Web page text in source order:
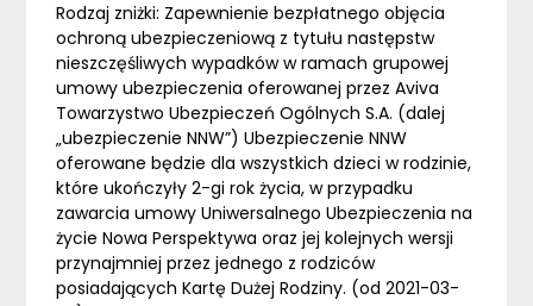
Rodzaj zniżki: Zapewnienie bezpłatnego objęcia
ochroną ubezpieczeniową z tytułu następstw
nieszczęśliwych wypadków w ramach grupowej
umowy ubezpieczenia oferowanej przez Aviva
Towarzystwo Ubezpieczeń Ogólnych S.A. (dalej
„ubezpieczenie NNW”) Ubezpieczenie NNW
oferowane będzie dla wszystkich dzieci w rodzinie,
które ukończyły 2-gi rok życia, w przypadku
zawarcia umowy Uniwersalnego Ubezpieczenia na
życie Nowa Perspektywa oraz jej kolejnych wersji
przynajmniej przez jednego z rodziców
posiadających Kartę Dużej Rodziny. (od 2021-03-